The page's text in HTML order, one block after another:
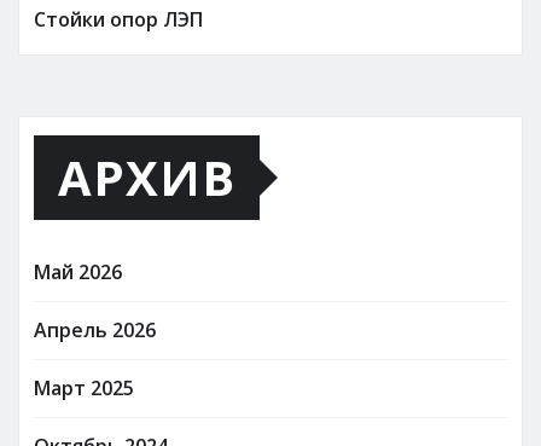
Стойки опор ЛЭП
АРХИВ
Май 2026
Апрель 2026
Март 2025